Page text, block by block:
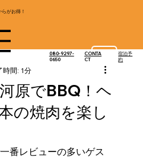
らがお得！
080-9297-
0650
CONTA
CT
​宿泊予
約
原でBBQ！ヘ
の焼肉を楽し
時間: 1分
番レビューの多いゲス